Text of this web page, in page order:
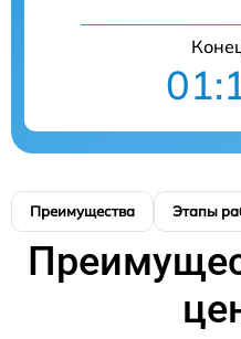
Преимущества Этапы